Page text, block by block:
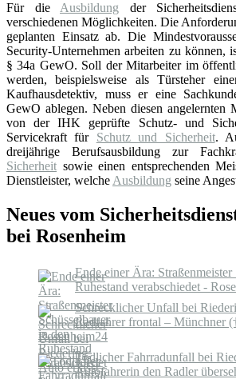
Für die Ausbildung der
verschiedenen Möglichkeiten. Die
geplanten Einsatz ab. Die
Security-Unternehmen arbeiten zu können,
§ 34a GewO. Soll der Mitarbeiter im
werden, beispielsweise als Türsteher
Kaufhausdetektiv, muss er eine
GewO ablegen. Neben diesen angelernten
von der IHK geprüfte Schutz- und
Servicekraft für Schutz und Sicherheit.
dreijährige Berufsausbildung zur
Sicherheit sowie einen entsprechenden
Dienstleister, welche Ausbildung seine
Neues vom
bei Rosenheim
Ende einer Ära: Straßenmeister
Ruhestand verabschiedet -
Schrecklicher Unfall bei
Radfahrer frontal – Münchner
Rosenheim24
Tödlicher Fahrradunfall bei
Autofahrerin den Radler